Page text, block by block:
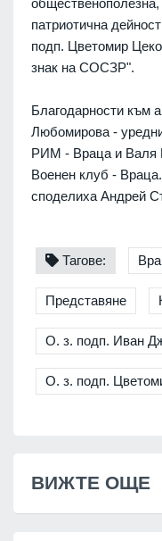
патриотична
подп. Цветомир
знак на СОСЗР".
Благодарности към
Любомирова -
РИМ - Враца и Валя
Военен клуб -
споделиха Андрей
Тагове:
Представяне
О. з. подп. Иван
О. з. подп.
ВИЖТЕ ОЩЕ